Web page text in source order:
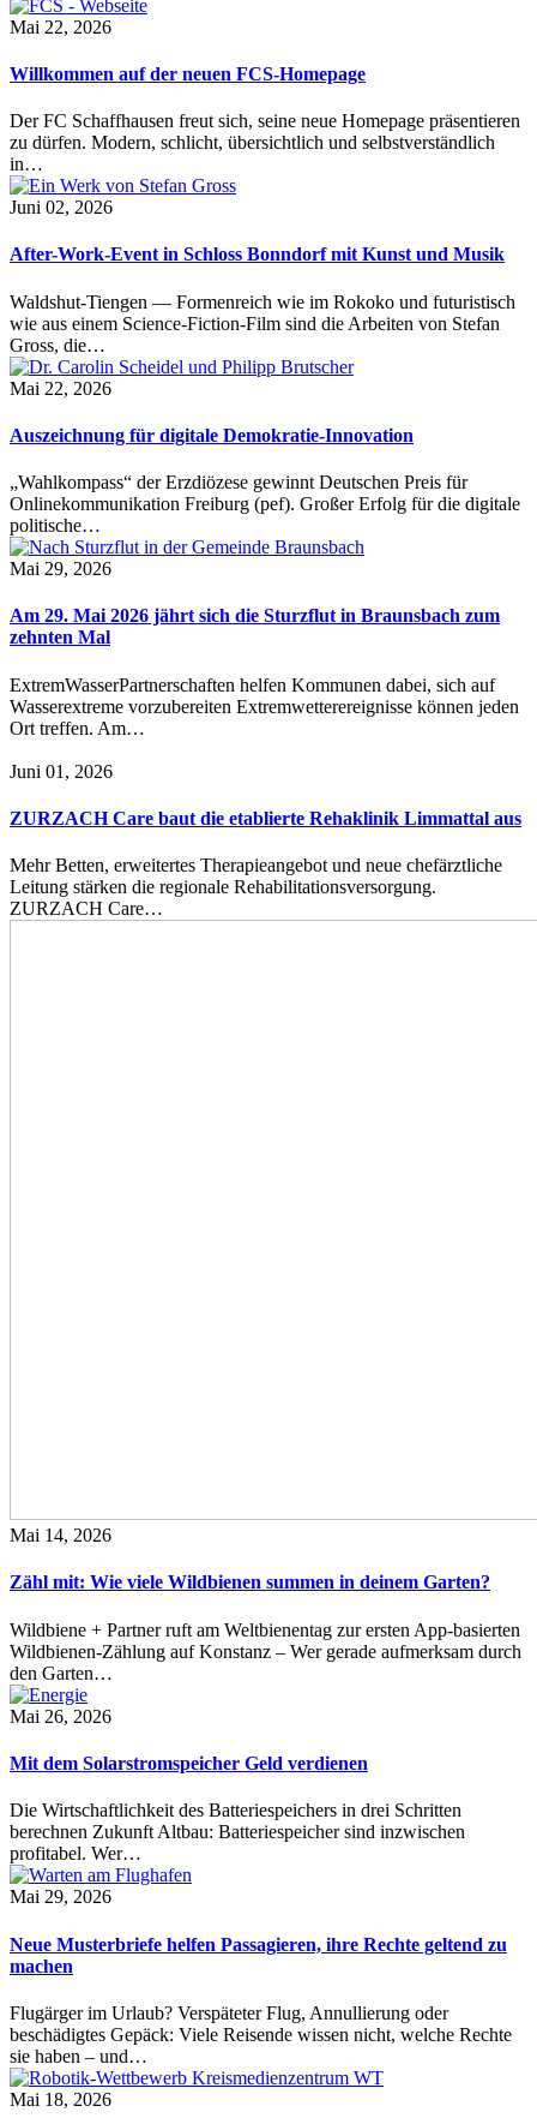
Mai 22, 2026
Willkommen auf der neuen FCS-Homepage
Der FC Schaffhausen freut sich, seine neue Homepage präsentieren
zu dürfen. Modern, schlicht, übersichtlich und selbstverständlich
in…
Juni 02, 2026
After-Work-Event in Schloss Bonndorf mit Kunst und Musik
Waldshut-Tiengen — Formenreich wie im Rokoko und futuristisch
wie aus einem Science-Fiction-Film sind die Arbeiten von Stefan
Gross, die…
Mai 22, 2026
Auszeichnung für digitale Demokratie-Innovation
„Wahlkompass“ der Erzdiözese gewinnt Deutschen Preis für
Onlinekommunikation Freiburg (pef). Großer Erfolg für die digitale
politische…
Mai 29, 2026
Am 29. Mai 2026 jährt sich die Sturzflut in Braunsbach zum
zehnten Mal
ExtremWasserPartnerschaften helfen Kommunen dabei, sich auf
Wasserextreme vorzubereiten Extremwetterereignisse können jeden
Ort treffen. Am…
Juni 01, 2026
ZURZACH Care baut die etablierte Rehaklinik Limmattal aus
Mehr Betten, erweitertes Therapieangebot und neue chefärztliche
Leitung stärken die regionale Rehabilitationsversorgung.
ZURZACH Care…
Mai 14, 2026
Zähl mit: Wie viele Wildbienen summen in deinem Garten?
Wildbiene + Partner ruft am Weltbienentag zur ersten App-basierten
Wildbienen-Zählung auf Konstanz – Wer gerade aufmerksam durch
den Garten…
Mai 26, 2026
Mit dem Solarstromspeicher Geld verdienen
Die Wirtschaftlichkeit des Batteriespeichers in drei Schritten
berechnen Zukunft Altbau: Batteriespeicher sind inzwischen
profitabel. Wer…
Mai 29, 2026
Neue Musterbriefe helfen Passagieren, ihre Rechte geltend zu
machen
Flugärger im Urlaub? Verspäteter Flug, Annullierung oder
beschädigtes Gepäck: Viele Reisende wissen nicht, welche Rechte
sie haben – und…
Mai 18, 2026